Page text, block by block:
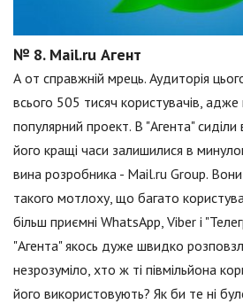
№ 8. Mail.ru Агент
А от справжній мрець. Аудиторія
всього 505 тисяч користувачів,
популярний проект. В "Агента" сиділи
його кращі часи залишилися в
вина розробника - Mail.ru Group.
такого мотлоху, що багато
більш приємні WhatsApp, Viber і
"Агента" якось дуже швидко
незрозуміло, хто ж ті півмільйона
його використовують? Як би те ні